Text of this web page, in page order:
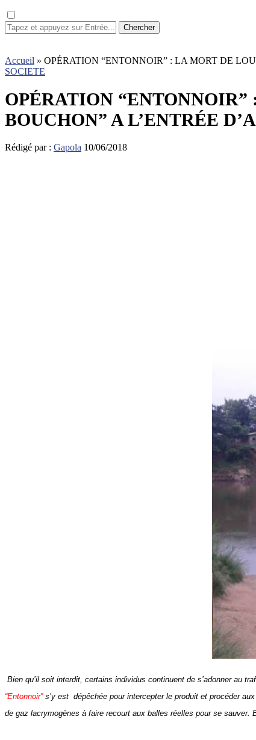
Chercher
Accueil » OPÉRATION “ENTONNOIR” : LA MORT DE
SOCIETE
OPÉRATION
BOUCHON” A L’ENTRÉE
Rédigé par : Gapola 10/06/2018
Bien qu’il soit interdit, certains individus continuent de s’adonner au
“Entonnoir”s’y est dépêchée pour intercepter le produit et procéder aux
de gaz lacrymogènes à faire recourt aux balles réelles pour se sauver.